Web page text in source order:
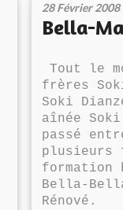
28 Février 2008
Bella-
Tout le
frères
Soki
aînée
passé
plusieurs
formation
Bella-
Rénové.